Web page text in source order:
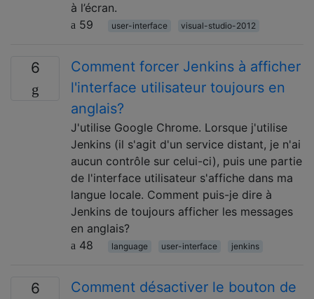
à l’écran.
59
user-interface visual-studio-2012
6
Comment forcer Jenkins à afficher
l'interface utilisateur toujours en
anglais?
J'utilise Google Chrome. Lorsque j'utilise
Jenkins (il s'agit d'un service distant, je n'ai
aucun contrôle sur celui-ci), puis une partie
de l'interface utilisateur s'affiche dans ma
langue locale. Comment puis-je dire à
Jenkins de toujours afficher les messages
en anglais?
48
language user-interface jenkins
6
Comment désactiver le bouton de